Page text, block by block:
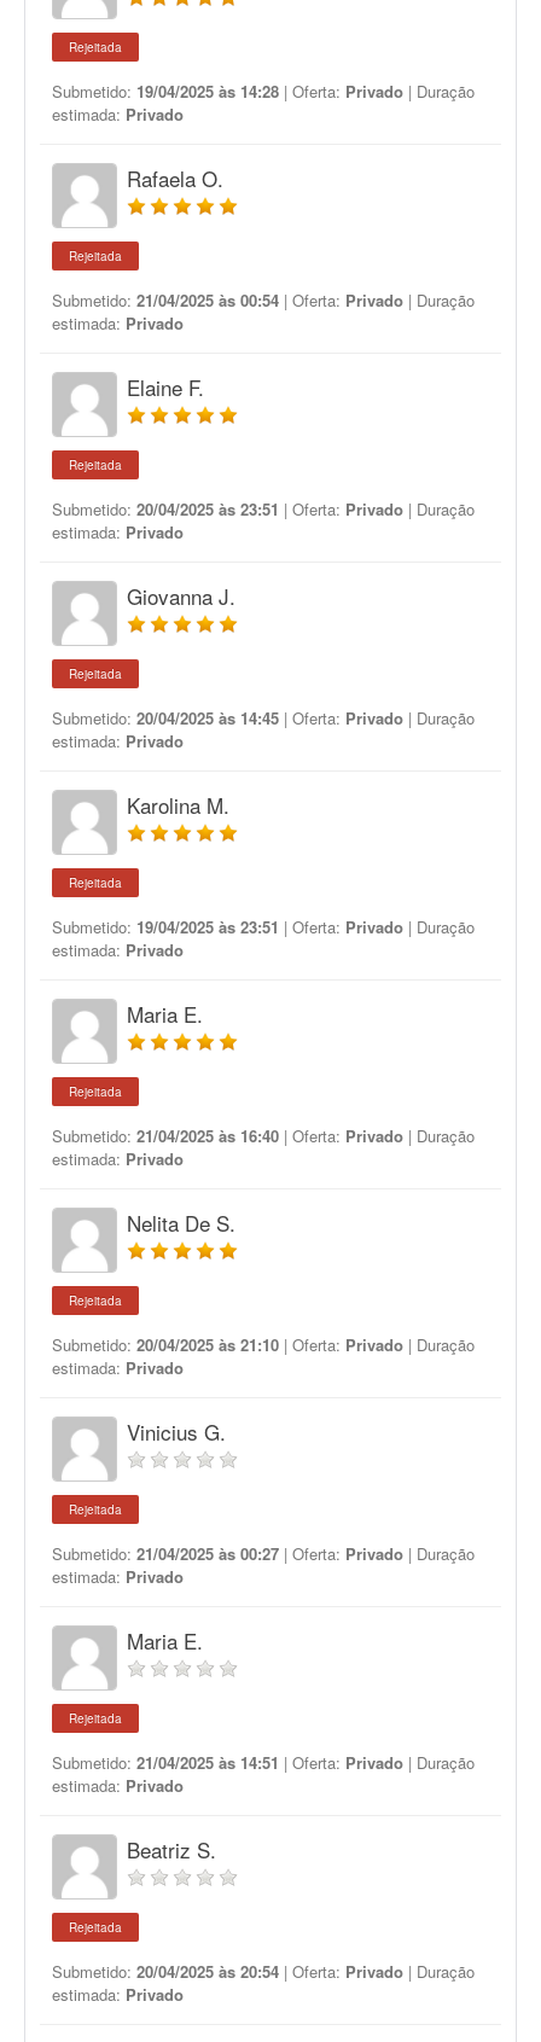
Rejeitada
Submetido: 19/04/2025 às 14:28 | Oferta: Privado | Duração
estimada: Privado
Rafaela O.
Rejeitada
Submetido: 21/04/2025 às 00:54 | Oferta: Privado | Duração
estimada: Privado
Elaine F.
Rejeitada
Submetido: 20/04/2025 às 23:51 | Oferta: Privado | Duração
estimada: Privado
Giovanna J.
Rejeitada
Submetido: 20/04/2025 às 14:45 | Oferta: Privado | Duração
estimada: Privado
Karolina M.
Rejeitada
Submetido: 19/04/2025 às 23:51 | Oferta: Privado | Duração
estimada: Privado
Maria E.
Rejeitada
Submetido: 21/04/2025 às 16:40 | Oferta: Privado | Duração
estimada: Privado
Nelita De S.
Rejeitada
Submetido: 20/04/2025 às 21:10 | Oferta: Privado | Duração
estimada: Privado
Vinicius G.
Rejeitada
Submetido: 21/04/2025 às 00:27 | Oferta: Privado | Duração
estimada: Privado
Maria E.
Rejeitada
Submetido: 21/04/2025 às 14:51 | Oferta: Privado | Duração
estimada: Privado
Beatriz S.
Rejeitada
Submetido: 20/04/2025 às 20:54 | Oferta: Privado | Duração
estimada: Privado